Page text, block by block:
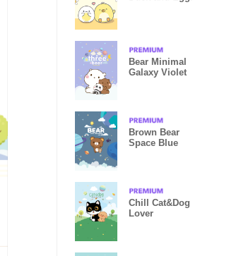
Bear Minimal
Galaxy Violet
Brown Bear
Space Blue
Chill Cat&Dog
Lover